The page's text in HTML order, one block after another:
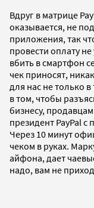
Вдруг в матрице
оказывается, не
приложения, так
провести оплату
вбить в смартфон
чек приносят,
для нас не только
в том, чтобы
бизнесу,
президент PayPal
Через 10 минут
чеком в руках.
айфона, дает
надо, вам не